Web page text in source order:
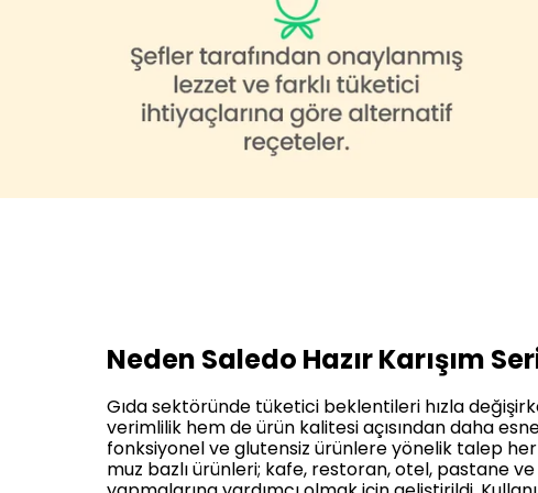
Neden Saledo Hazır Karışım
Gıda sektöründe tüketici beklentileri hızla
verimlilik hem de ürün kalitesi açısından daha
fonksiyonel ve glutensiz ürünlere yönelik talep her
muz bazlı ürünleri; kafe, restoran, otel, pastane